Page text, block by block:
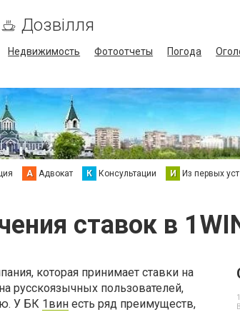
Дозвілля
Недвижимость Фотоотчеты Погода
А Адвокат К Консультации И Из первых уст
ставок в
которая принимает ставки на
русскоязычных пользователей,
У БК 1вин есть ряд преимуществ,